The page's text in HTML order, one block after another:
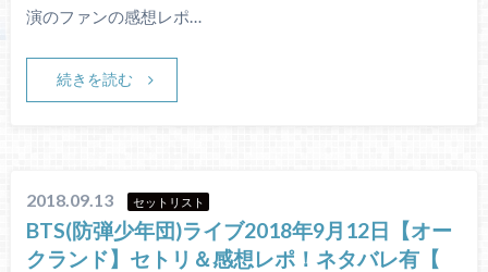
演のファンの感想レポ…
続きを読む
2018.09.13 セットリスト
BTS(防弾少年団)ライブ2018年9月12日【オー
クランド】セトリ＆感想レポ！ネタバレ有【